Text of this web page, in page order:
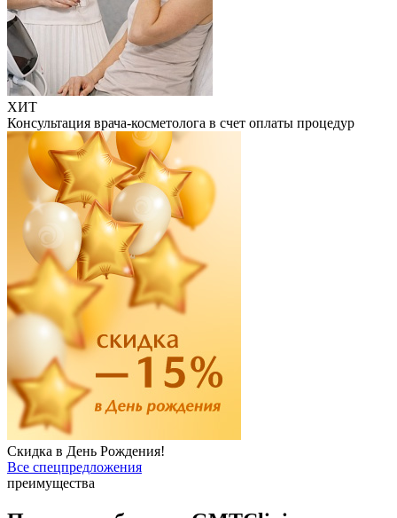
ХИТ
Консультация врача-косметолога в счет оплаты процедур
Скидка в День Рождения!
Все спецпредложения
преимущества